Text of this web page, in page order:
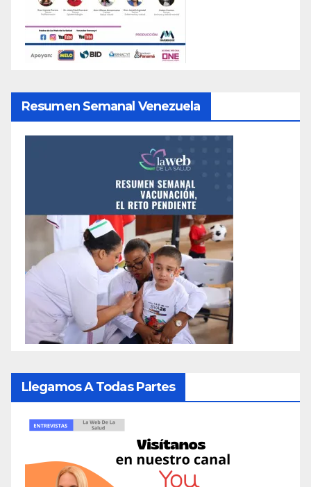
Resumen Semanal Venezuela
Llegamos A Todas Partes